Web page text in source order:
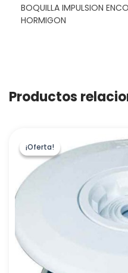
BOQUILLA IMPULSION
HORMIGON
Productos
¡Oferta!
¡Oferta!